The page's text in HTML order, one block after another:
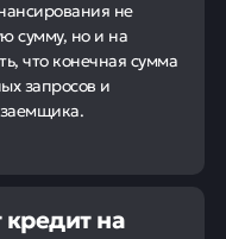
не
сумму, но и на
что конечная сумма
запросов и
на